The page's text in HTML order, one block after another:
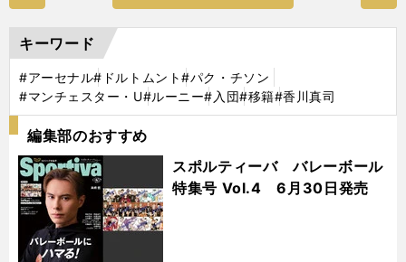
キーワード
#アーセナル#ドルトムント#パク・チソン
#マンチェスター・U#ルーニー#入団#移籍#香川真司
編集部のおすすめ
スポルティーバ バレーボール
特集号 Vol.4 6月30日発売